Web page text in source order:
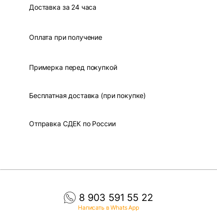
Доставка за 24 часа
Оплата при получение
Примерка перед покупкой
Бесплатная доставка (при покупке)
Отправка СДЕК по России
8 903 591 55 22
Написать в Whats App